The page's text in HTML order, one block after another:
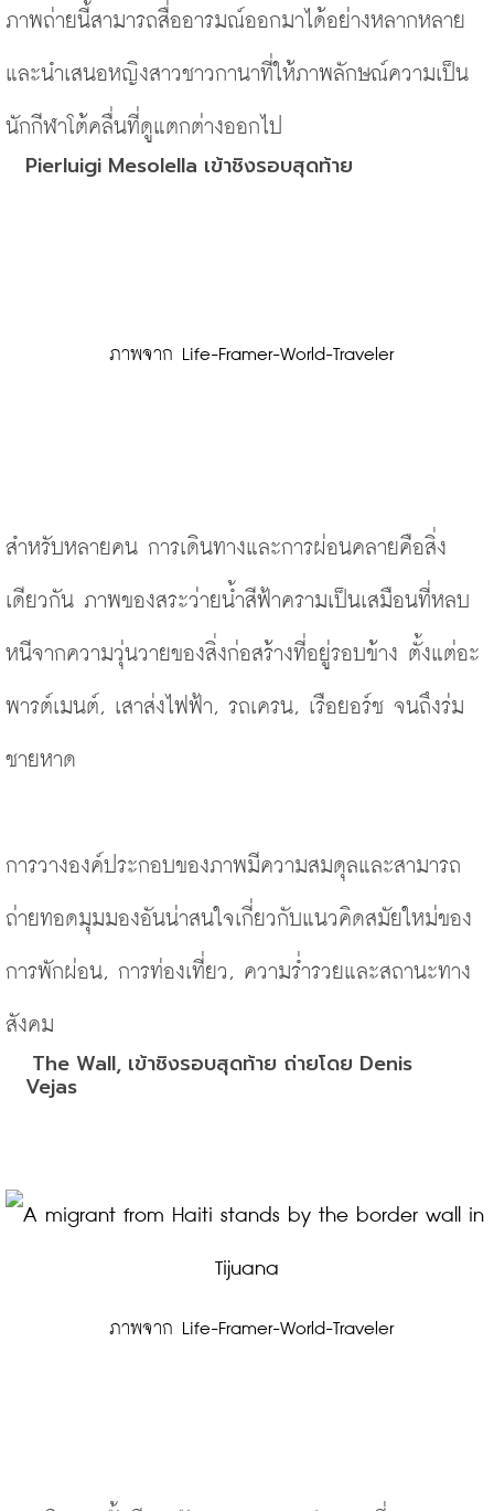
ภาพถ่ายนี้สามารถสื่ออารมณ์ออกมาได้อย่างหลากหลาย
และนำเสนอหญิงสาวชาวกานาที่ให้ภาพลักษณ์ความเป็น
นักกีฬาโต้คลื่นที่ดูแตกต่างออกไป
Pierluigi Mesolella เข้าชิงรอบสุดท้าย
ภาพจาก Life-Framer-World-Traveler
สำหรับหลายคน การเดินทางและการผ่อนคลายคือสิ่ง
เดียวกัน ภาพของสระว่ายน้ำสีฟ้าครามเป็นเสมือนที่หลบ
หนีจากความวุ่นวายของสิ่งก่อสร้างที่อยู่รอบข้าง ตั้งแต่อะ
พารต์เมนต์, เสาส่งไฟฟ้า, รถเครน, เรือยอร์ช จนถึงร่ม
ชายหาด
การวางองค์ประกอบของภาพมีความสมดุลและสามารถ
ถ่ายทอดมุมมองอันน่าสนใจเกี่ยวกับแนวคิดสมัยใหม่ของ
การพักผ่อน, การท่องเที่ยว, ความร่ำรวยและสถานะทาง
สังคม
The Wall, เข้าชิงรอบสุดท้าย ถ่ายโดย Denis
Vejas
ภาพจาก Life-Framer-World-Traveler